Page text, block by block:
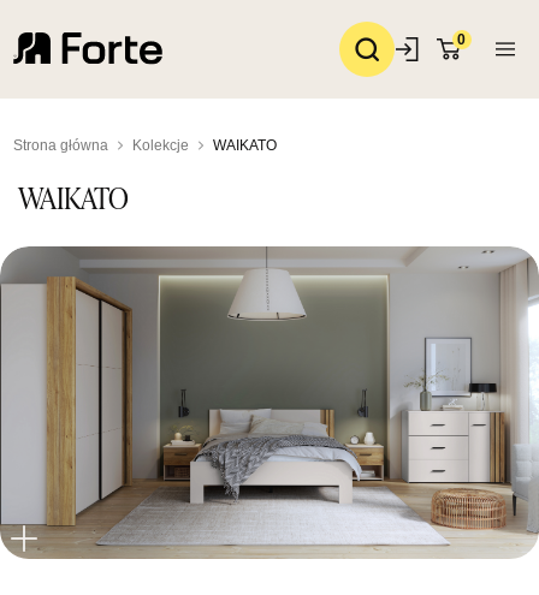
0
Strona główna Kolekcje WAIKATO
WAIKATO